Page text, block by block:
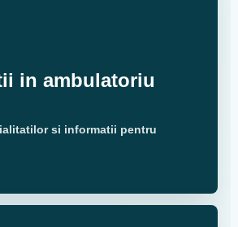
in ambulatoriu
si informatii pentru